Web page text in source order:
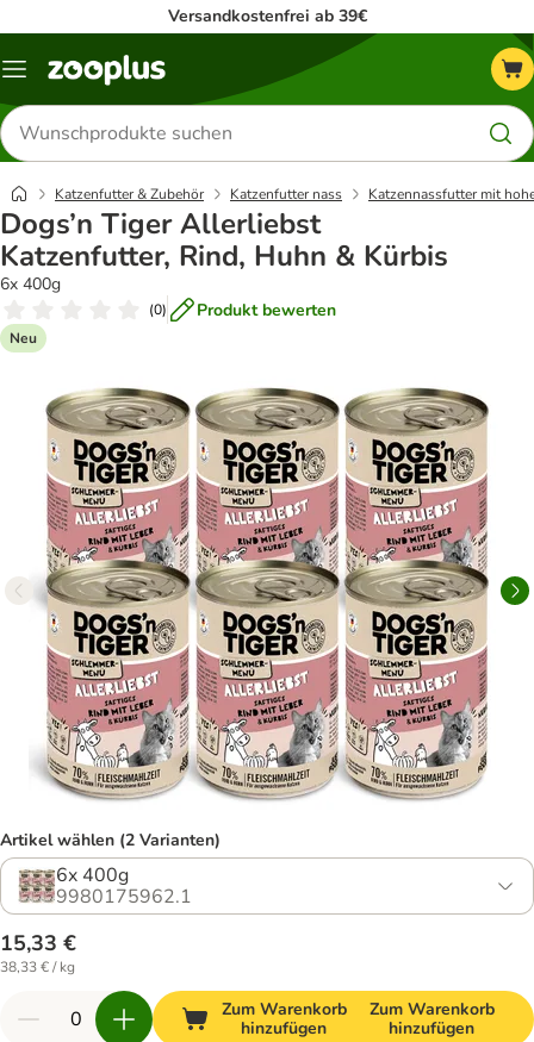
Versandkostenfrei ab 39€
Menü
Produkte
suchen
Katzenfutter & Zubehör Katzenfutter nass Katzennassfutter mit
Dogs’n Tiger Allerliebst
Katzenfutter, Rind, Huhn & Kürbis
6x 400g
(0) Produkt bewerten
Neu
Artikel wählen (2 Varianten)
6x 400g
9980175962.1
15,33 €
38,33 € / kg
Zum Warenkorb
hinzufügen
Zum Warenkorb
hinzufügen